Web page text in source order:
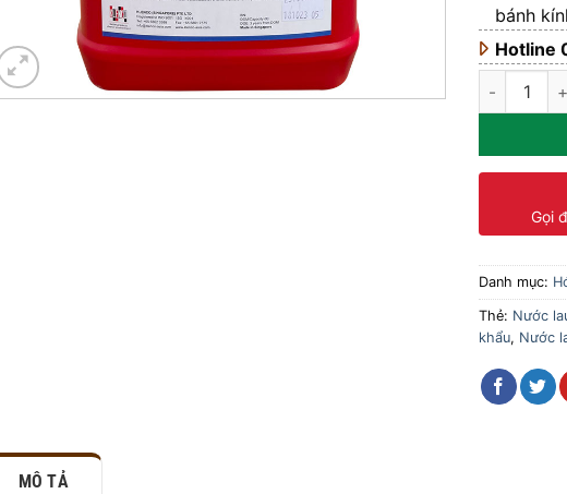
bánh
Hotline
Nước lau
Gọi
Danh mục:
Thẻ: Nước
khẩu, Nước
MÔ TẢ